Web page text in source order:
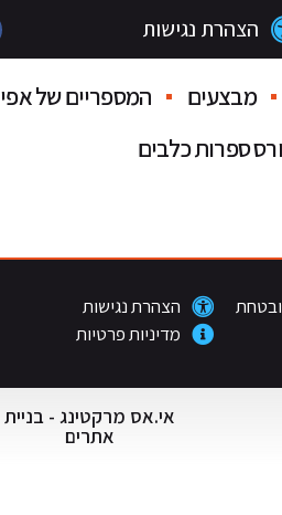
הצהרת נגישות
מבצעים המספריים של אפי
ספרות כלבים
הצהרת נגישות
מדיניות פרטיות
אי.אס מרקטינג - בניית
אתרים